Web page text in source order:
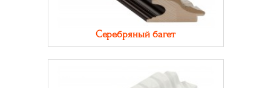
Серебряный багет